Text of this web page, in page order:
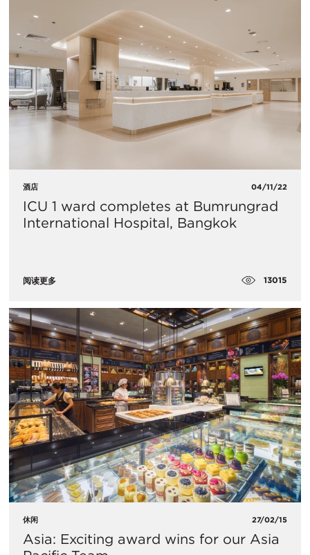
酒店 04/11/22
ICU 1 ward completes at Bumrungrad
International Hospital, Bangkok
阅读更多 13015
休闲 27/02/15
Asia: Exciting award wins for our Asia